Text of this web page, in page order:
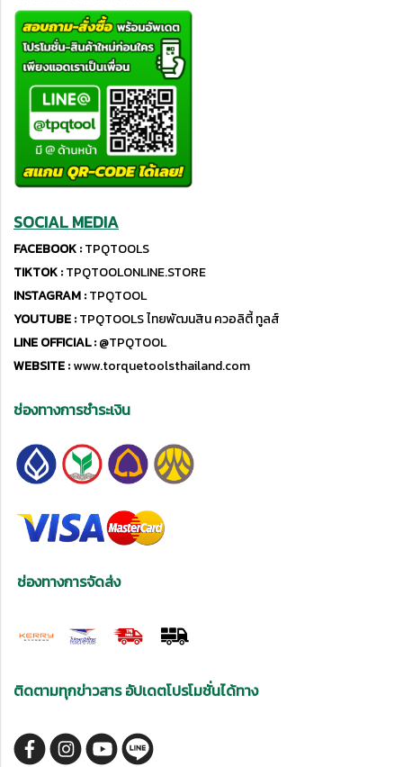
SOCIAL MEDIA
FACEBOOK :TPQTOOLS
TIKTOK :TPQTOOLONLINE.STORE
INSTAGRAM :TPQTOOL
YOUTUBE :TPQTOOLS ไทยพัฒนสิน ควอลิตี้ ทูลส์
LINE OFFICIAL :@TPQTOOL
WEBSITE :www.torquetoolsthailand.com
ช่องทางการชำระเงิน
ช่องทางการจัดส่ง
ติดตามทุกข่าวสาร อัปเดตโปรโมชั่นได้ทาง